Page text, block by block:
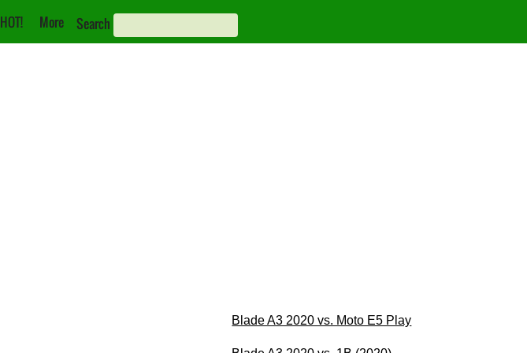
HOT! More Search
Blade A3 2020 vs. Moto E5 Play